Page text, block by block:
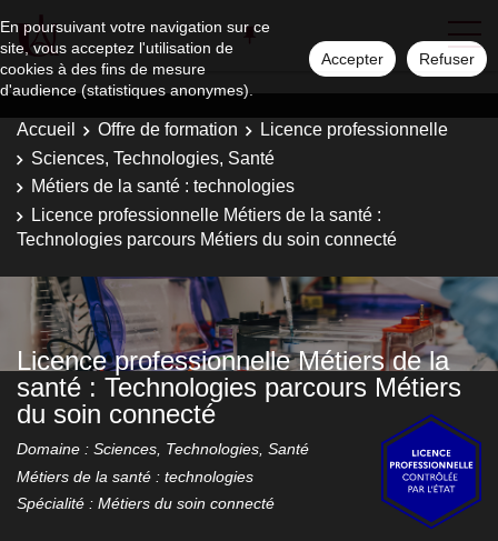
En poursuivant votre navigation sur ce
site, vous acceptez l'utilisation de
cookies à des fins de mesure
d'audience (statistiques anonymes).
Accepter Refuser
Accueil Offre de formation
Licence professionnelle
Sciences, Technologies, Santé
Métiers de la santé : technologies
Licence professionnelle Métiers de la santé :
Technologies parcours Métiers du soin connecté
Licence professionnelle Métiers de la
santé : Technologies parcours Métiers
du soin connecté
Domaine : Sciences, Technologies, Santé
Métiers de la santé : technologies
Spécialité : Métiers du soin connecté